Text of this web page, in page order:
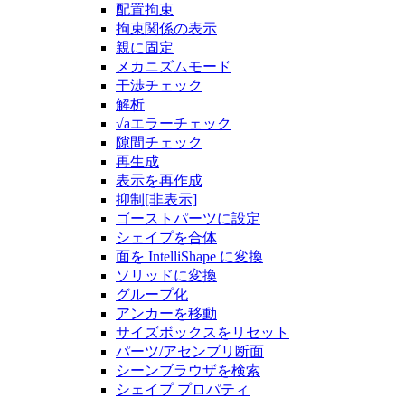
配置拘束
拘束関係の表示
親に固定
メカニズムモード
干渉チェック
解析
√aエラーチェック
隙間チェック
再生成
表示を再作成
抑制[非表示]
ゴーストパーツに設定
シェイプを合体
面を IntelliShape に変換
ソリッドに変換
グループ化
アンカーを移動
サイズボックスをリセット
パーツ/アセンブリ断面
シーンブラウザを検索
シェイプ プロパティ